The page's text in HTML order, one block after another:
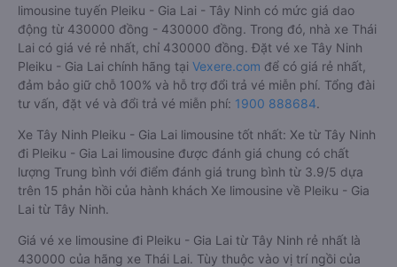
limousine tuyến Pleiku - Gia Lai - Tây Ninh có mức giá dao
động từ 430000 đồng - 430000 đồng. Trong đó, nhà xe Thái
Lai có giá vé rẻ nhất, chỉ 430000 đồng. Đặt vé xe Tây Ninh
Pleiku - Gia Lai chính hãng tại Vexere.com để có giá rẻ nhất,
đảm bảo giữ chỗ 100% và hỗ trợ đổi trả vé miễn phí. Tổng đài
tư vấn, đặt vé và đổi trả vé miễn phí: 1900 888684.
Xe Tây Ninh Pleiku - Gia Lai limousine tốt nhất: Xe từ Tây Ninh
đi Pleiku - Gia Lai limousine được đánh giá chung có chất
lượng Trung bình với điểm đánh giá trung bình từ 3.9/5 dựa
trên 15 phản hồi của hành khách Xe limousine về Pleiku - Gia
Lai từ Tây Ninh.
Giá vé xe limousine đi Pleiku - Gia Lai từ Tây Ninh rẻ nhất là
430000 của hãng xe Thái Lai. Tùy thuộc vào vị trí ngồi của